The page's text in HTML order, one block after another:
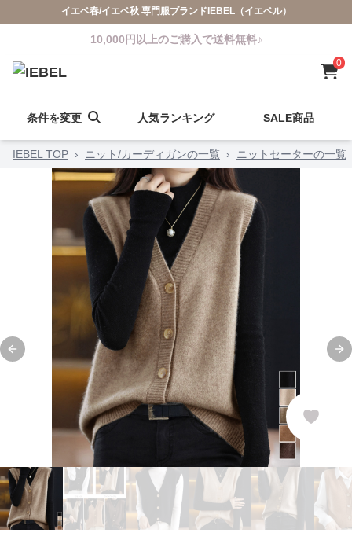
イエベ春/イエベ秋 専門服ブランドIEBEL（イエベル）
10,000円以上のご購入で送料無料♪
0
条件を変更 人気ランキング SALE商品
IEBEL TOP › ニット/カーディガンの一覧 › ニットセーターの一覧
Previous slide